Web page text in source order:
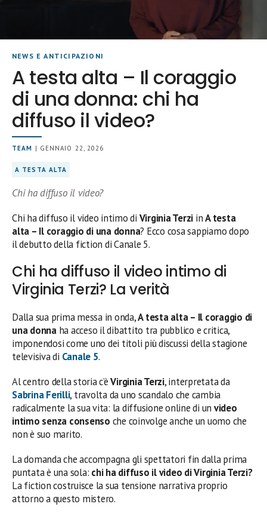
NEWS E ANTICIPAZIONI
A testa alta – Il coraggio
di una donna: chi ha
diffuso il video?
TEAM | GENNAIO 22, 2026
A TESTA ALTA
Chi ha diffuso il video?
Chi ha diffuso il video intimo di Virginia Terzi inA testa
alta – Il coraggio di una donna? Ecco cosa sappiamo dopo
il debutto della fiction di Canale 5.
Chi ha diffuso il video intimo di
Virginia Terzi? La verità
Dalla sua prima messa in onda,A testa alta – Il coraggio di
una donnaha acceso il dibattito tra pubblico e critica,
imponendosi come uno dei titoli più discussi della stagione
televisiva di Canale 5.
Al centro della storia c’èVirginia Terzi, interpretata da
Sabrina Ferilli, travolta da uno scandalo che cambia
radicalmente la sua vita: la diffusione online di un video
intimo senza consenso che coinvolge anche un uomo che
non è suo marito.
La domanda che accompagna gli spettatori fin dalla prima
puntata è una sola: chi ha diffuso il video di Virginia Terzi?
La fiction costruisce la sua tensione narrativa proprio
attorno a questo mistero.